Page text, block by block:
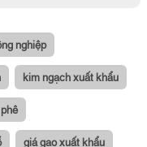
nghiệp
kim ngạch xuất khẩu
giá gạo xuất khẩu